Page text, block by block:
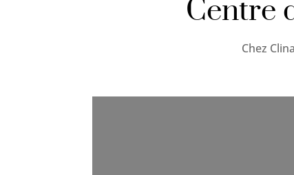
Centre
Chez